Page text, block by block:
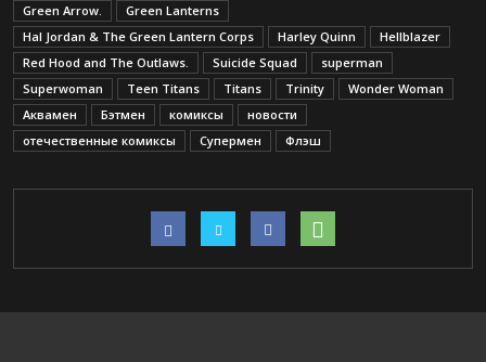
Green Arrow.
Green Lanterns
Hal Jordan & The Green Lantern Corps
Harley Quinn
Hellblazer
Red Hood and The Outlaws.
Suicide Squad
superman
Superwoman
Teen Titans Titans Trinity
Wonder Woman
Аквамен
Бэтмен комиксы
новости
отечественные комиксы
Супермен Флэш